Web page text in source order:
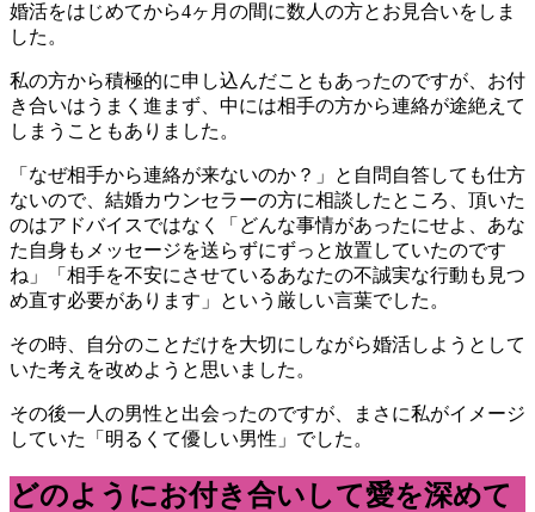
婚活をはじめてから4ヶ月の間に数人の方とお見合いをしま
した。
私の方から積極的に申し込んだこともあったのですが、お付
き合いはうまく進まず、中には相手の方から連絡が途絶えて
しまうこともありました。
「なぜ相手から連絡が来ないのか？」と自問自答しても仕方
ないので、結婚カウンセラーの方に相談したところ、頂いた
のはアドバイスではなく「どんな事情があったにせよ、あな
た自身もメッセージを送らずにずっと放置していたのです
ね」「相手を不安にさせているあなたの不誠実な行動も見つ
め直す必要があります」という厳しい言葉でした。
その時、自分のことだけを大切にしながら婚活しようとして
いた考えを改めようと思いました。
その後一人の男性と出会ったのですが、まさに私がイメージ
していた「明るくて優しい男性」でした。
どのようにお付き合いして愛を深めて